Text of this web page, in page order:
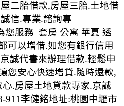
二胎借款,房屋三胎.土地借
信.專業.諮詢專
您服務..套房.公寓.華夏.透
可以增借.如您有銀行信用
誠代書來辦理借款.輕鬆申
您安心快速增貸.隨時還款,
.房屋土地貸款專家.京誠
911李健銘地址:桃園中壢市